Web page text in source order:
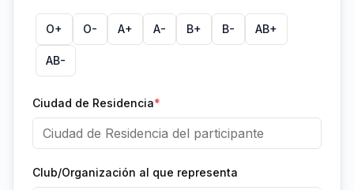
O+ O- A+ A- B+ B- AB+
AB-
Ciudad de Residencia*
Club/Organización al que representa